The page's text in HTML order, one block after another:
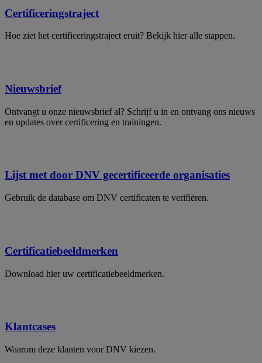
Certificeringstraject
Hoe ziet het certificeringstraject eruit? Bekijk hier alle stappen.
Nieuwsbrief
Ontvangt u onze nieuwsbrief al? Schrijf u in en ontvang ons nieuws
en updates over certificering en trainingen.
Lijst met door DNV gecertificeerde organisaties
Gebruik de database om DNV certificaten te verifiëren.
Certificatiebeeldmerken
Download hier uw certificatiebeeldmerken.
Klantcases
Waarom deze klanten voor DNV kiezen.